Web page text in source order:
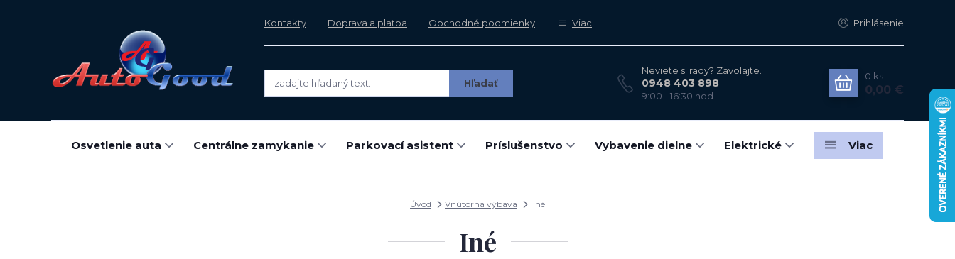
Kontakty Doprava a platba Obchodné podmienky Viac Prihlásenie
Hľadať
Neviete si rady? Zavolajte.
0948 403 898
9:00 - 16:30 hod
0 ks
0,00 €
Osvetlenie auta Centrálne zamykanie Parkovací asistent Príslušenstvo Vybavenie dielne Elektrické Viac
Úvod Vnútorná výbava Iné
Iné